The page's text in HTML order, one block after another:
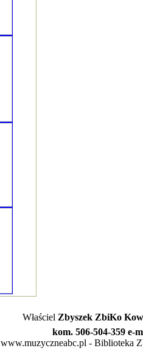
Właściel Zbyszek ZbiKo
kom. 506-504-359 e-
www.muzyczneabc.pl - Biblioteka